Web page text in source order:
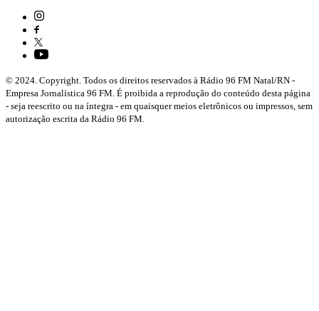
© 2024. Copyright. Todos os direitos reservados à Rádio 96 FM Natal/RN -
Empresa Jornalística 96 FM. É proibida a reprodução do conteúdo desta página
- seja reescrito ou na íntegra - em quaisquer meios eletrônicos ou impressos, sem
autorização escrita da Rádio 96 FM.